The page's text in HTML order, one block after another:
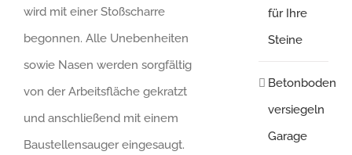
wird mit einer Stoßscharre
begonnen. Alle Unebenheiten
sowie Nasen werden sorgfältig
von der Arbeitsfläche gekratzt
und anschließend mit einem
Baustellensauger eingesaugt.
für Ihre
Steine
Betonboden
versiegeln
Garage